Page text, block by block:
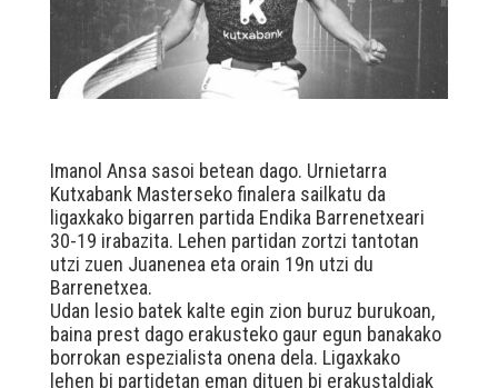
Imanol Ansa sasoi betean dago. Urnietarra
Kutxabank Masterseko finalera sailkatu da
ligaxkako bigarren partida Endika Barrenetxeari
30-19 irabazita. Lehen partidan zortzi tantotan
utzi zuen Juanenea eta orain 19n utzi du
Barrenetxea.
Udan lesio batek kalte egin zion buruz burukoan,
baina prest dago erakusteko gaur egun banakako
borrokan espezialista onena dela. Ligaxkako
lehen bi partidetan eman dituen bi erakustaldiak